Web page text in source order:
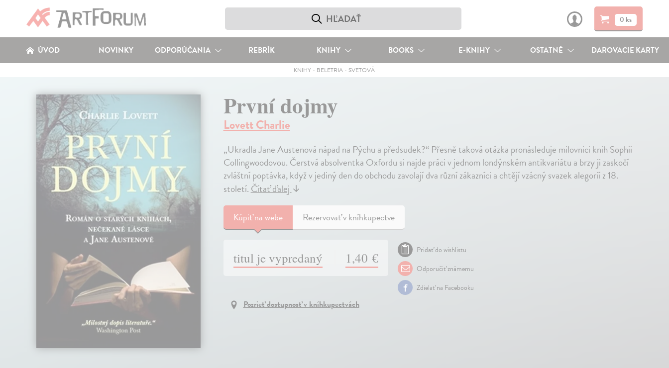
0 ks
ÚVOD NOVINKY ODPORÚČANIA REBRÍK KNIHY BOOKS E-KNIHY OSTATNÉ DAROVACIE KARTY
KNIHY - BELETRIA - SVETOVÁ
První dojmy
Lovett Charlie
„Ukradla Jane Austenová nápad na Pýchu a předsudek?“ Přesně taková otázka pronásleduje milovnici knih Sophii
Collingwoodovou. Čerstvá absolventka Oxfordu si najde práci v jednom londýnském antikvariátu a brzy ji zaskočí
zvláštní poptávka, když v jediný den do obchodu zavolají dva různí zákazníci a chtějí vzácný svazek alegorií z 18.
století.Čítať ďalej↓
Kúpiťna webe Rezervovať v kníhkupectve
titul je vypredaný 1,40 €
Pridať do wishlistu
Odporučiť známemu
Zdielať na Facebooku
Pozrieť dostupnosť v kníhkupectvách